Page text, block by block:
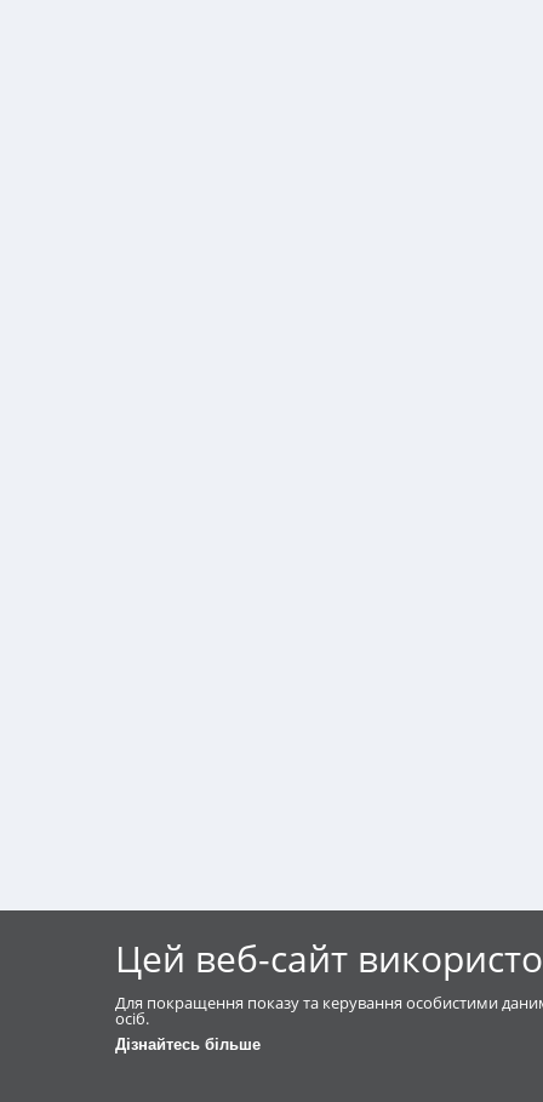
Цей веб-сайт
Для покращення показу та керування особистими
осіб.
Дізнайтесь більше